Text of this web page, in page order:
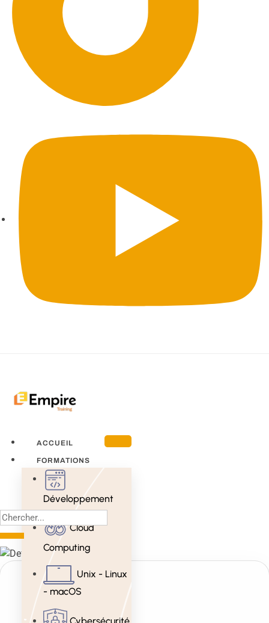
ACCUEIL
FORMATIONS
Développement
Cloud
Computing
Unix - Linux
- macOS